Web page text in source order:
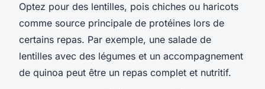
Optez pour des lentilles, pois chiches ou haricots
comme source principale de protéines lors de
certains repas. Par exemple, une salade de
lentilles avec des légumes et un accompagnement
de quinoa peut être un repas complet et nutritif.